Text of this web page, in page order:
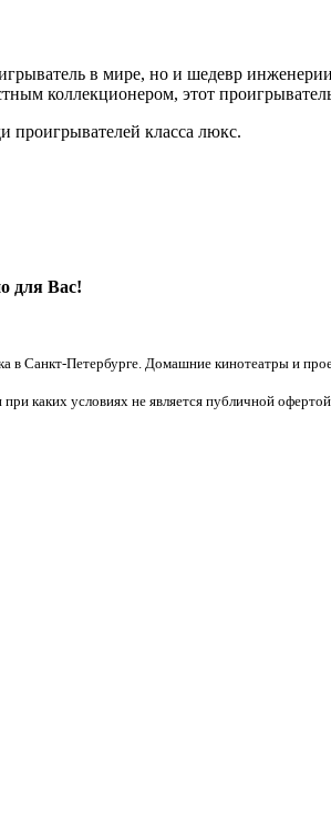
в мире, но и шедевр
коллекционером, этот
проигрывателей класса люкс.
для Вас!
в Санкт-Петербурге. Домашние кинотеатры и
каких условиях не является публичной